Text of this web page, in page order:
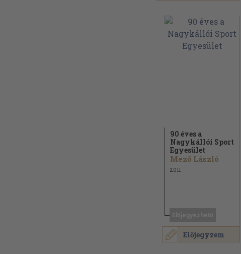
Előjegyzem
90 éves a
Nagykállói Sport
Egyesület
Mező László
2011